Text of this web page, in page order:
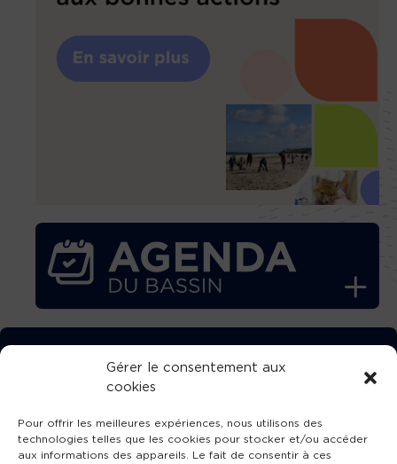
Gérer le consentement aux
cookies
Pour offrir les meilleures expériences, nous utilisons des
technologies telles que les cookies pour stocker et/ou accéder
aux informations des appareils. Le fait de consentir à ces
TÉLÉCHARGEZ GRATUITEMENT
L’APPLICATION TVBA !